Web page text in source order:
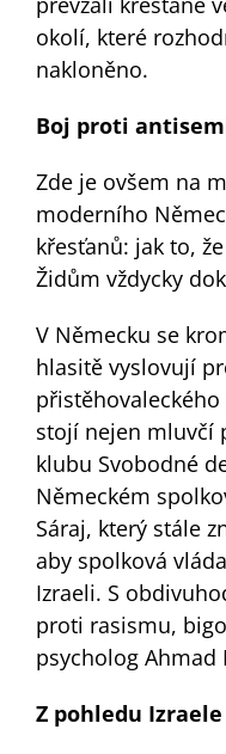
okolí, které
nakloněno.
Boj proti
Zde je ovšem na
moderního
křesťanů: jak to,
Židům vždycky
V Německu se
hlasitě vyslovují
stojí nejen mluvčí
klubu Svobodné
Německém
Sáraj, který stále
aby spolková
Izraeli. S
proti rasismu,
psycholog Ahmad
Z pohledu Izraele